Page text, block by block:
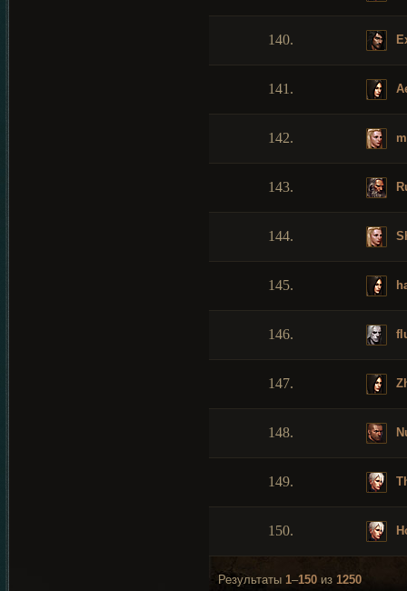
140.
141.
142.
143.
144.
145.
146.
147.
148.
149.
150.
Результаты 1–150 из 1250